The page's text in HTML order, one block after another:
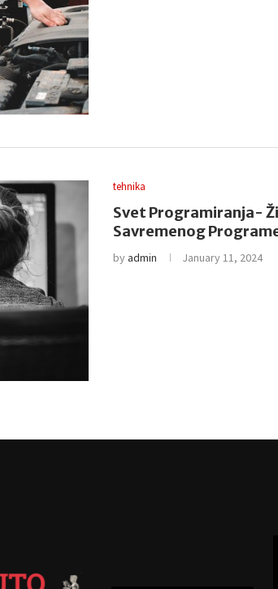
tehnika
Svet Programiranja-
Savremenog
byadmin January 11, 2024